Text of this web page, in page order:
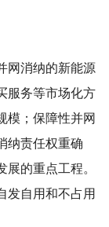
网消纳的新能源
服务等市场化方
模；保障性并网
纳责任权重确
的重点工程。
发自用和不占用